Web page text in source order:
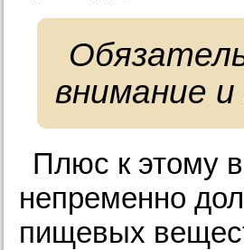
внимание
Плюс к этому
непременно
пищевых